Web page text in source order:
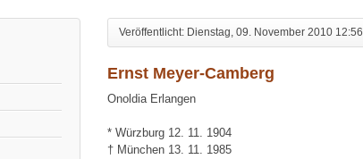
Veröffentlicht: Dienstag, 09. November 2010 12:56
Ernst Meyer-Camberg
Onoldia Erlangen
* Würzburg 12. 11. 1904
† München 13. 11. 1985